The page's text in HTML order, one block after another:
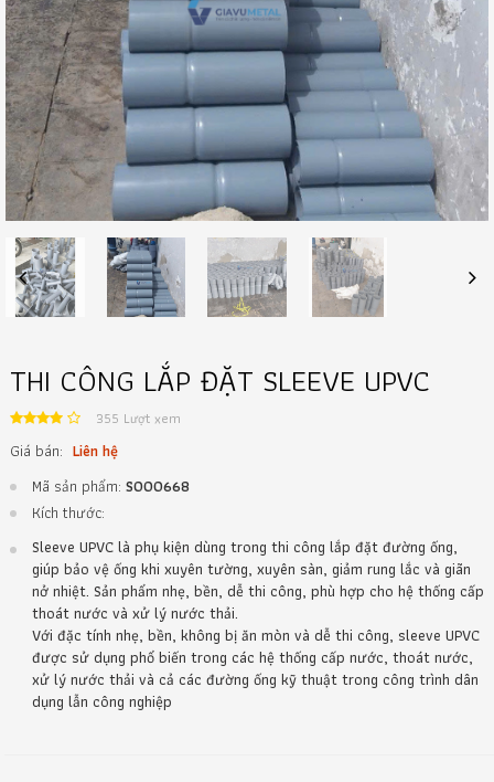
Previous
THI CÔNG LẮP ĐẶT SLEEVE UPVC
355 Lượt xem
Giá bán: Liên hệ
Mã sản phẩm: S000668
Kích thước:
Sleeve UPVC là phụ kiện dùng trong thi công lắp đặt đường ống,
giúp bảo vệ ống khi xuyên tường, xuyên sàn, giảm rung lắc và giãn
nở nhiệt. Sản phẩm nhẹ, bền, dễ thi công, phù hợp cho hệ thống cấp
thoát nước và xử lý nước thải.
Với đặc tính nhẹ, bền, không bị ăn mòn và dễ thi công, sleeve UPVC
được sử dụng phổ biến trong các hệ thống cấp nước, thoát nước,
xử lý nước thải và cả các đường ống kỹ thuật trong công trình dân
dụng lẫn công nghiệp